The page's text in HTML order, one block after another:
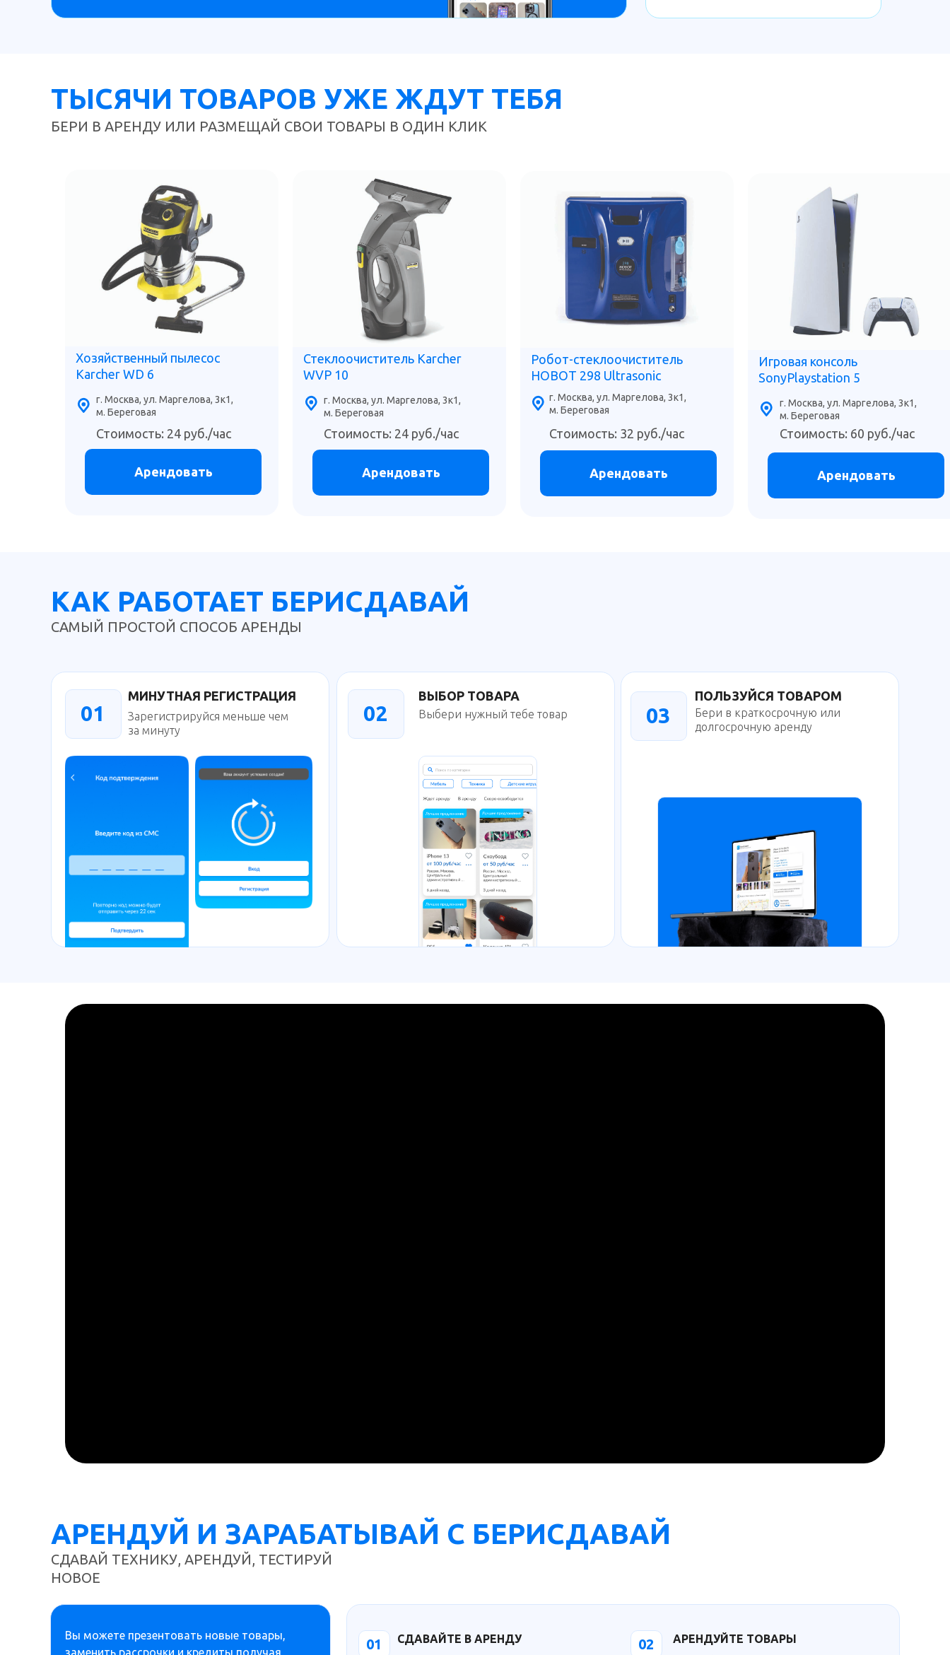
ТЫСЯЧИ ТОВАРОВ УЖЕ ЖДУТ ТЕБЯ
БЕРИ В АРЕНДУ ИЛИ РАЗМЕЩАЙ СВОИ ТОВАРЫ В ОДИН КЛИК
Игровая консоль
SonyPlaystation 5
г. Москва, ул. Маргелова, 3к1,
м. Береговая
Стоимость: 60 руб./час
Арендовать
Робот-стеклоочиститель
HOBOT 298 Ultrasonic
г. Москва, ул. Маргелова, 3к1,
м. Береговая
Стоимость: 32 руб./час
Арендовать
Стоимость: 24 руб./час
г. Москва, ул. Маргелова, 3к1,
м. Береговая
Хозяйственный пылесос
Karcher WD 6
Арендовать
Стеклоочиститель Karcher
WVP 10
г. Москва, ул. Маргелова, 3к1,
м. Береговая
Стоимость: 24 руб./час
Арендовать
Бери в краткосрочную или
долгосрочную аренду
ПОЛЬЗУЙСЯ ТОВАРОМ
Зарегистрируйся меньше чем
за минуту
МИНУТНАЯ РЕГИСТРАЦИЯ
Выбери нужный тебе товар
ВЫБОР ТОВАРА
САМЫЙ ПРОСТОЙ СПОСОБ АРЕНДЫ
01 02
КАК РАБОТАЕТ БЕРИСДАВАЙ
03
02
01 СДАВАЙТЕ В АРЕНДУ АРЕНДУЙТЕ ТОВАРЫ
СДАВАЙ ТЕХНИКУ, АРЕНДУЙ, ТЕСТИРУЙ
НОВОЕ
АРЕНДУЙ И ЗАРАБАТЫВАЙ С БЕРИСДАВАЙ
Вы можете презентовать новые товары,
заменить рассрочки и кредиты получая